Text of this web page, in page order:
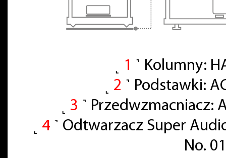
1 ˺ Kolumny:
2 ˺ Podstawki:
3 ˺ Przedwzmacniacz:
4˺ Odtwarzacz Super
No.